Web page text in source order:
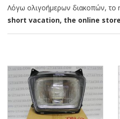
Λόγω ολιγοήμερων διακοπών, το
short vacation, the online